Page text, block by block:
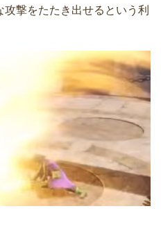
撃をたたき出せるという利